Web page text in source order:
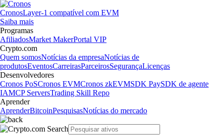
CronosLayer-1 compatível com EVM
Saiba mais
Programas
AfiliadosMarket MakerPortal VIP
Crypto.com
Quem somosNotícias da empresaNotícias de
produtosEventosCarreirasParceirosSegurançaLicenças
Desenvolvedores
Cronos PoSCronos EVMCronos zkEVMSDK PaySDK de agente
IAMCP ServersTrading Skill Repo
Aprender
AprenderBitcoinPesquisasNotícias do mercado